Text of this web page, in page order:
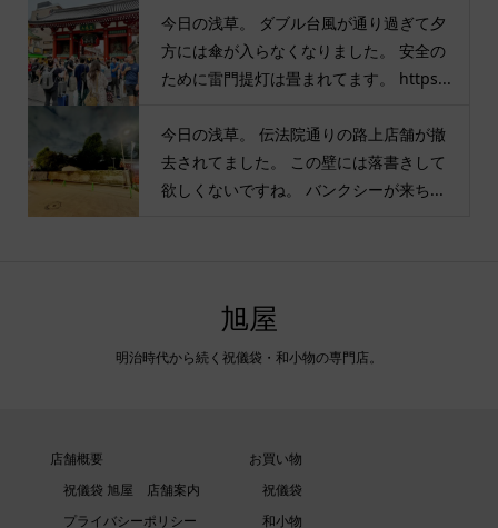
今日の浅草。 ダブル台風が通り過ぎて夕
方には傘が入らなくなりました。 安全の
ために雷門提灯は畳まれてます。 https...
今日の浅草。 伝法院通りの路上店舗が撤
去されてました。 この壁には落書きして
欲しくないですね。 バンクシーが来ち...
旭屋
明治時代から続く祝儀袋・和小物の専門店。
店舗概要
祝儀袋 旭屋 店舗案内
プライバシーポリシー
お買い物
祝儀袋
和小物